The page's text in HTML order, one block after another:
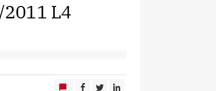
2011 L4